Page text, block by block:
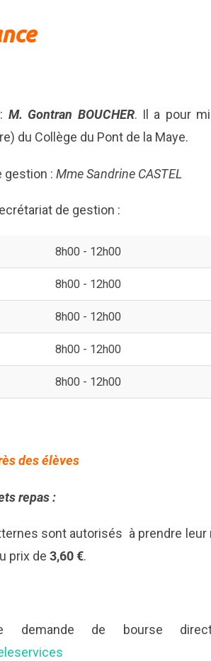
M. Gontran BOUCHER. Il a pour
du Collège du Pont de la Maye.
gestion : Mme Sandrine CASTEL
de gestion :
8h00 - 12h00
8h00 - 12h00
8h00 - 12h00
8h00 - 12h00
8h00 - 12h00
des élèves
repas :
sont autorisés à prendre
prix de 3,60 €.
demande de bourse